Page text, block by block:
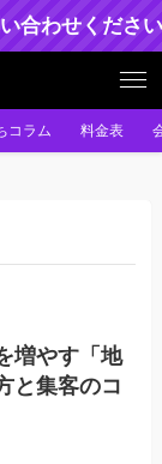
わせください。
コラム 料金表
増やす「地
と集客のコ